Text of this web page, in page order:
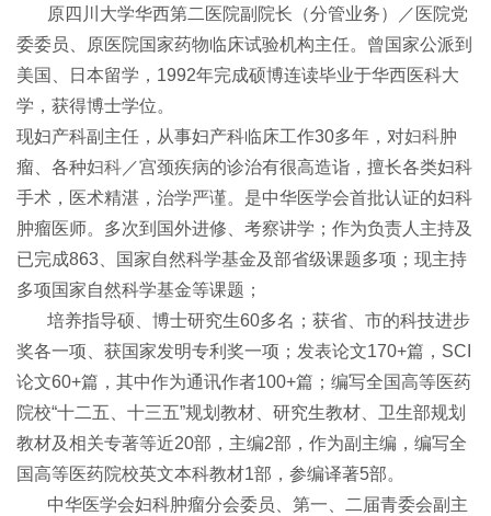
原四川大学华西第二医院副院长（分管业务）／医院党
委委员、原医院国家药物临床试验机构主任。曾国家公派到
美国、日本留学，1992年完成硕博连读毕业于华西医科大
学，获得博士学位。
现妇产科副主任，从事妇产科临床工作30多年，对妇科肿
瘤、各种妇科 ／宫颈疾病的诊治有很高造诣，擅长各类妇科
手术，医术精湛，治学严谨。是中华医学会首批认证的妇科
肿瘤医师。多次到国外进修、考察讲学；作为负责人主持及
已完成863、国家自然科学基金及部省级课题多项；现主持
多项国家自然科学基金等课题；
培养指导硕、博士研究生60多名；获省、市的科技进步
奖各一项、获国家发明专利奖一项；发表论文170+篇，SCI
论文60+篇，其中作为通讯作者100+篇；编写全国高等医药
院校“十二五、十三五”规划教材、研究生教材、卫生部规划
教材及相关专著等近20部，主编2部，作为副主编，编写全
国高等医药院校英文本科教材1部，参编译著5部。
中华医学会妇科肿瘤分会委员、第一、二届青委会副主